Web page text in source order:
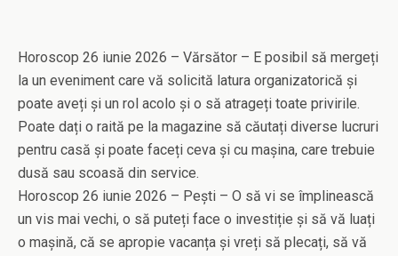
Horoscop 26 iunie 2026 – Vărsător – E posibil să mergeți
la un eveniment care vă solicită latura organizatorică și
poate aveți și un rol acolo și o să atrageți toate privirile.
Poate dați o raită pe la magazine să căutați diverse lucruri
pentru casă și poate faceți ceva și cu mașina, care trebuie
dusă sau scoasă din service.
Horoscop 26 iunie 2026 – Pești – O să vi se împlinească
un vis mai vechi, o să puteți face o investiție și să vă luați
o mașină, că se apropie vacanța și vreți să plecați, să vă